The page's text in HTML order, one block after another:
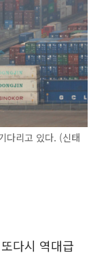
다리고 있다. (신태
다시 역대급